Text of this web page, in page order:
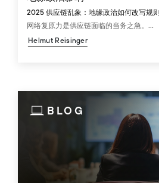
2025 供应链乱象：地缘政治如何改写规则
网络复原力是供应链面临的当务之急。...
Helmut Reisinger
BLOG